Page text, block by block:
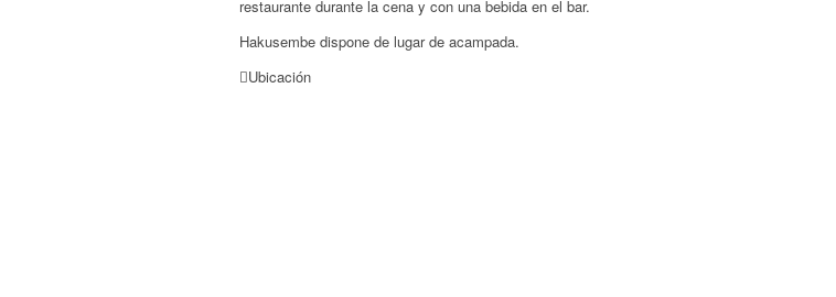
restaurante durante la cena y con una bebida en el bar.
Hakusembe dispone de lugar de acampada.
Ubicación